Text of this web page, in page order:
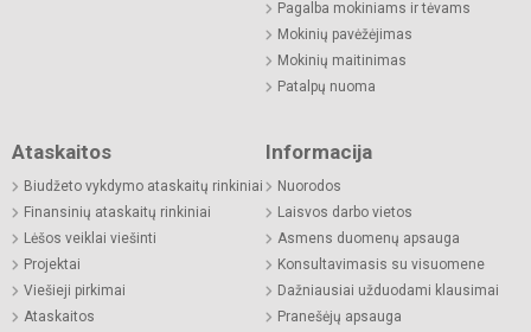
Pagalba mokiniams ir tėvams
Mokinių pavėžėjimas
Mokinių maitinimas
Patalpų nuoma
Ataskaitos
Biudžeto vykdymo ataskaitų rinkiniai
Finansinių ataskaitų rinkiniai
Lėšos veiklai viešinti
Projektai
Viešieji pirkimai
Ataskaitos
Informacija
Nuorodos
Laisvos darbo vietos
Asmens duomenų apsauga
Konsultavimasis su visuomene
Dažniausiai užduodami klausimai
Pranešėjų apsauga